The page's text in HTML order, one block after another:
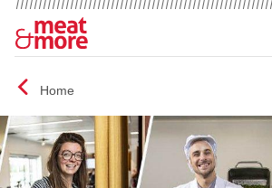
Home